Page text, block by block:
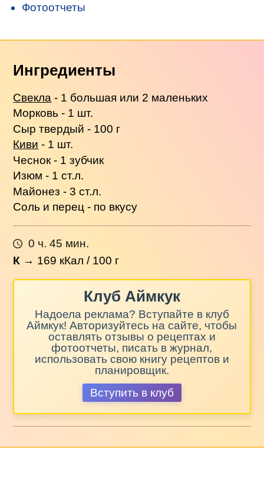
Фотоотчеты
Ингредиенты
Свекла - 1 большая или 2 маленьких
Морковь - 1 шт.
Сыр твердый - 100 г
Киви - 1 шт.
Чеснок - 1 зубчик
Изюм - 1 ст.л.
Майонез - 3 ст.л.
Соль и перец - по вкусу
0 ч. 45 мин.
К → 169 кКал / 100 г
Клуб Аймкук
Надоела реклама? Вступайте в клуб
Аймкук! Авторизуйтесь на сайте, чтобы
оставлять отзывы о рецептах и
фотоотчеты, писать в журнал,
использовать свою книгу рецептов и
планировщик.
Вступить в клуб